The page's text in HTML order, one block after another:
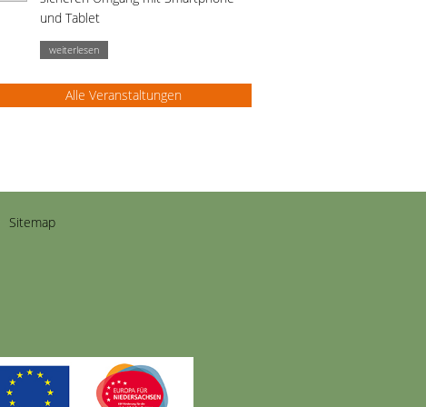
und Tablet
weiterlesen
Alle Veranstaltungen
Sitemap